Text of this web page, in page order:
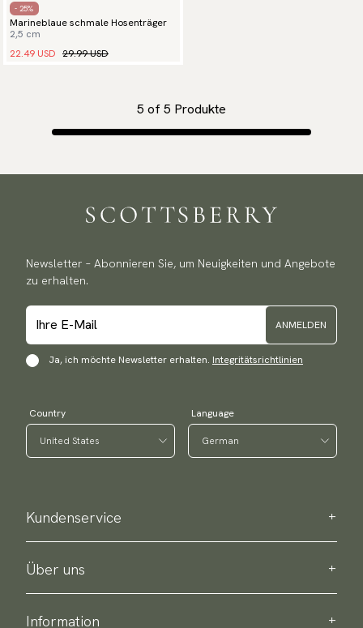
- 25%
Marineblaue schmale Hosenträger
2,5 cm
22.49 USD 29.99 USD
5 of5 Produkte
Newsletter – Abonnieren Sie, um Neuigkeiten und Angebote
zu erhalten.
ANMELDEN
Ja, ich möchte Newsletter erhalten. Integritätsrichtlinien
Country Language
Kundenservice
Kontaktieren Sie uns
Bestellinformation
Über uns
Über Scottsberry
Nachhaltigkeit
Information